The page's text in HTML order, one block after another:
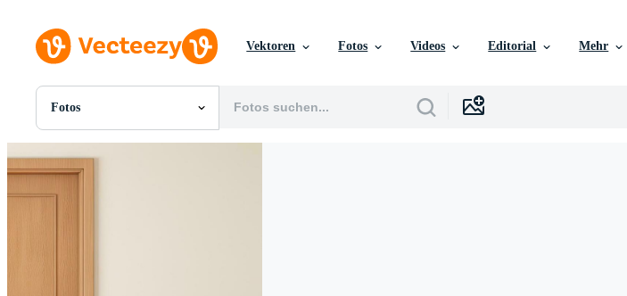
Vektoren Fotos Videos Editorial Mehr
Fotos
Alle Bilder
PNGs